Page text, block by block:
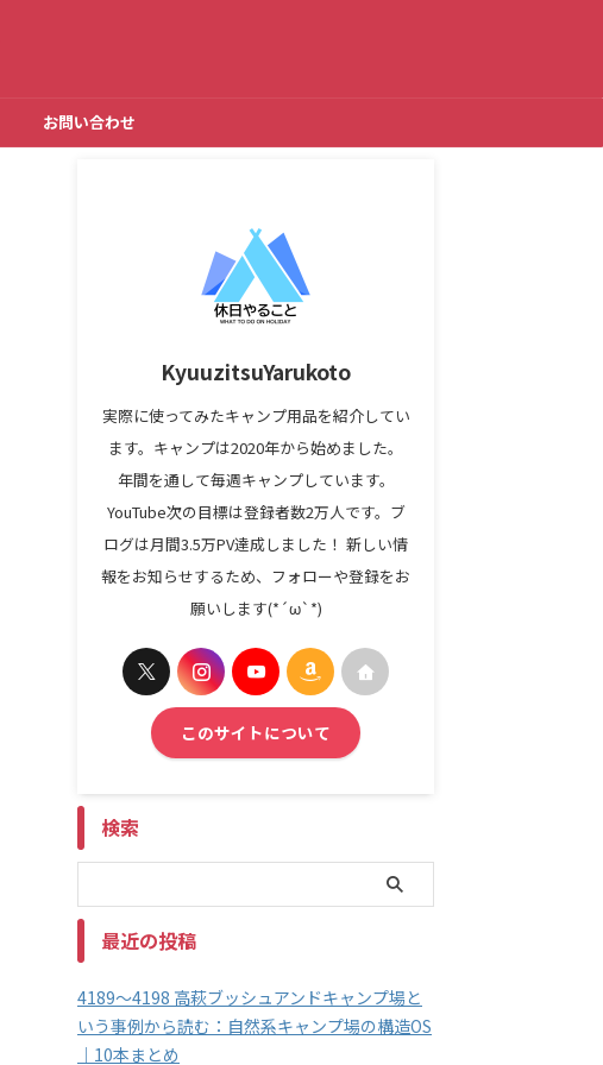
お問い合わせ
KyuuzitsuYarukoto
実際に使ってみたキャンプ用品を紹介してい
ます。キャンプは2020年から始めました。
年間を通して毎週キャンプしています。
YouTube次の目標は登録者数2万人です。ブ
ログは月間3.5万PV達成しました！ 新しい情
報をお知らせするため、フォローや登録をお
願いします(*´ω`*)
このサイトについて
検索
最近の投稿
4189～4198 高萩ブッシュアンドキャンプ場と
いう事例から読む：自然系キャンプ場の構造OS
｜10本まとめ